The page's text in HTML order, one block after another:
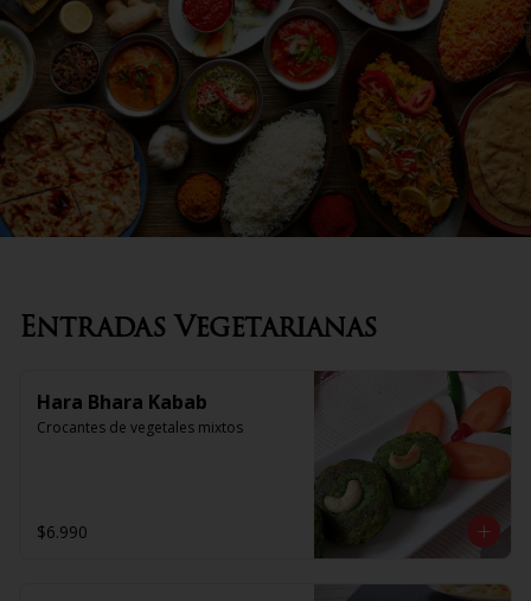
Entradas Vegetarianas
Hara Bhara Kabab
Crocantes de vegetales mixtos
$6.990